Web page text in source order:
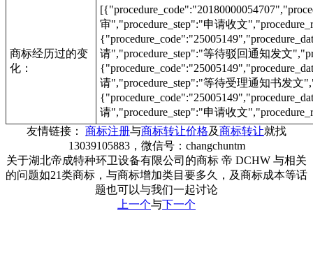
商标经历过的变
化：
审","procedure_step":"申请收文
请","procedure_step":"等待驳回通知发文
请","procedure_step":"等待受理通知书发文
请","procedure_step":"申请收文
友情链接： 商标注册与商标转让价格及商标转让就找
13039105883，微信号：changchuntm
关于湖北帝成特种环卫设备有限公司的商标 帝 DCHW 与相关
的问题如21类商标，与商标增加类目要多久，及商标成本等话
题也可以与我们一起讨论
上一个与下一个